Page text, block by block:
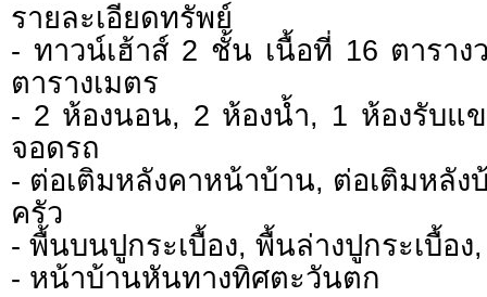
รายละเอียดทรัพย์
- ทาวน์เฮ้าส์ 2 ชั้น เนื้อที่ 16 ตารา
ตารางเมตร
- 2 ห้องนอน, 2 ห้องน้ำ, 1 ห้องรับแ
จอดรถ
- ต่อเติมหลังคาหน้าบ้าน, ต่อเติมหลัง
ครัว
- พื้นบนปูกระเบื้อง, พื้นล่างปูกระเบื้อง
- หน้าบ้านหันทางทิศตะวันตก